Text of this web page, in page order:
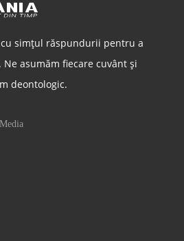
simțul răspundurii pentru a
asumăm fiecare cuvânt și
deontologic.